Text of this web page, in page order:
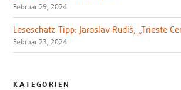
Februar 29, 2024
Leseschatz-Tipp: Jaroslav Rudiš, „Trieste
Februar 23, 2024
KATEGORIEN